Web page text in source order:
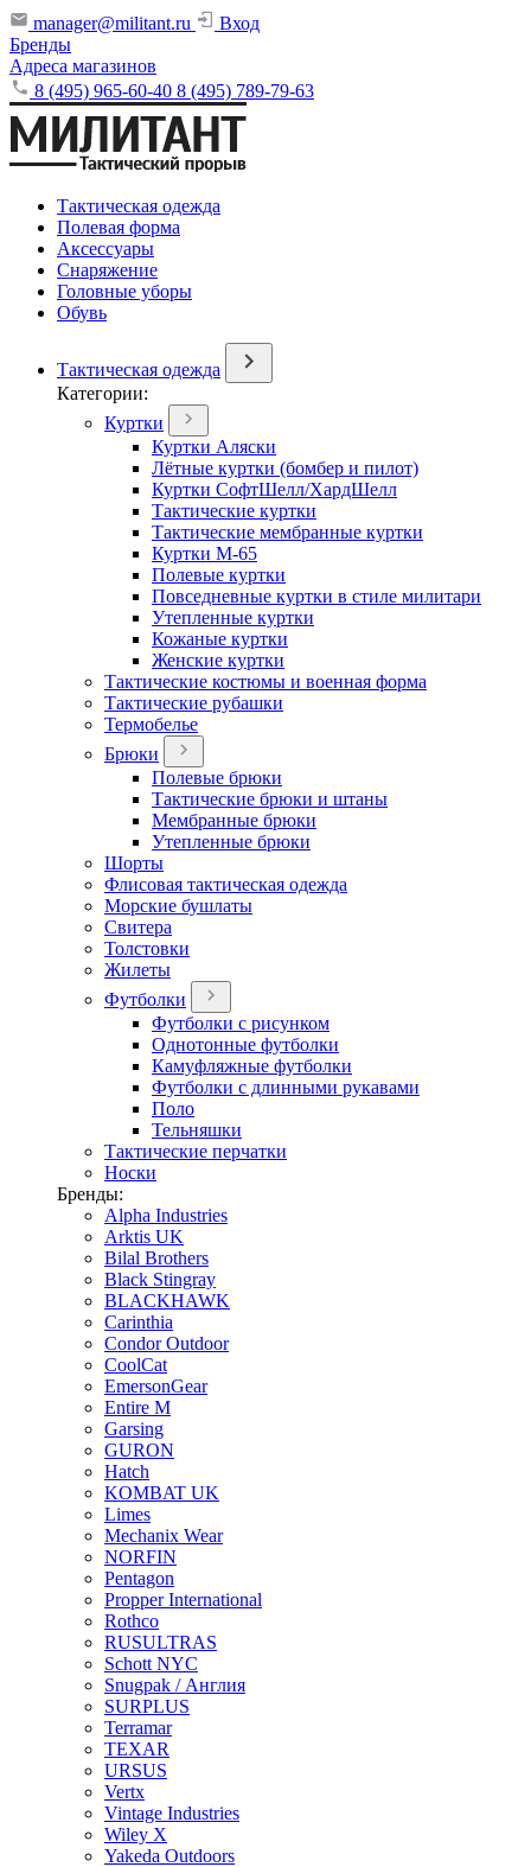
manager@militant.ru
Вход
Бренды
Адреса магазинов
8 (495) 965-60-40 8 (495) 789-79-63
Тактическая одежда
Полевая форма
Аксессуары
Снаряжение
Головные уборы
Обувь
Тактическая одежда
Категории:
Куртки
Куртки Аляски
Лётные куртки (бомбер и пилот)
Куртки СофтШелл/ХардШелл
Тактические куртки
Тактические мембранные куртки
Куртки М-65
Полевые куртки
Повседневные куртки в стиле милитари
Утепленные куртки
Кожаные куртки
Женские куртки
Тактические костюмы и военная форма
Тактические рубашки
Термобелье
Брюки
Полевые брюки
Тактические брюки и штаны
Мембранные брюки
Утепленные брюки
Шорты
Флисовая тактическая одежда
Морские бушлаты
Свитера
Толстовки
Жилеты
Футболки
Футболки с рисунком
Однотонные футболки
Камуфляжные футболки
Футболки с длинными рукавами
Поло
Тельняшки
Тактические перчатки
Носки
Бренды:
Alpha Industries
Arktis UK
Bilal Brothers
Black Stingray
BLACKHAWK
Carinthia
Condor Outdoor
CoolCat
EmersonGear
Entire M
Garsing
GURON
Hatch
KOMBAT UK
Limes
Mechanix Wear
NORFIN
Pentagon
Propper International
Rothco
RUSULTRAS
Schott NYC
Snugpak / Англия
SURPLUS
Terramar
TEXAR
URSUS
Vertx
Vintage Industries
Wiley X
Yakeda Outdoors